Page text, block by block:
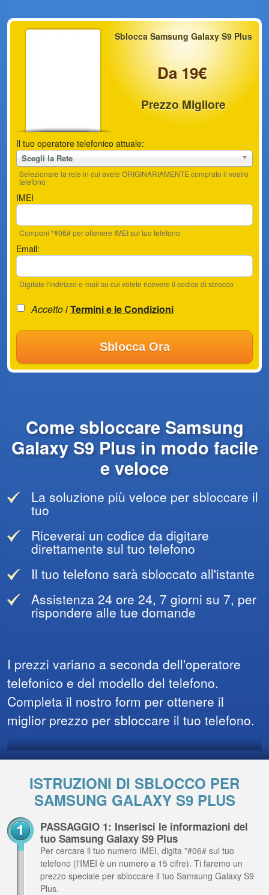
Sblocca Samsung Galaxy S9 Plus
Da 19€
Prezzo Migliore
Il tuo operatore telefonico attuale:
Scegli la Rete
Selezionare la rete in cui avete ORIGINARIAMENTE comprato il vostro
telefono
IMEI
Componi *#06# per ottenere IMEI sul tuo telefono
Email:
Digitate l'indirizzo e-mail su cui volete ricevere il codice di sblocco
Accetto iTermini e le Condizioni
Sblocca Ora
Come sbloccare Samsung
Galaxy S9 Plus in modo facile
e veloce
La soluzione più veloce per sbloccare il
tuo
Riceverai un codice da digitare
direttamente sul tuo telefono
Il tuo telefono sarà sbloccato all'istante
Assistenza 24 ore 24, 7 giorni su 7, per
rispondere alle tue domande
I prezzi variano a seconda dell'operatore
telefonico e del modello del telefono.
Completa il nostro form per ottenere il
miglior prezzo per sbloccare il tuo telefono.
ISTRUZIONI DI SBLOCCO PER
SAMSUNG GALAXY S9 PLUS
PASSAGGIO 1: Inserisci le informazioni del
tuo Samsung Galaxy S9 Plus
Per cercare il tuo numero IMEI, digita *#06# sul tuo
telefono (l'IMEI è un numero a 15 cifre). Ti faremo un
prezzo speciale per sbloccare il tuo Samsung Galaxy S9
Plus.